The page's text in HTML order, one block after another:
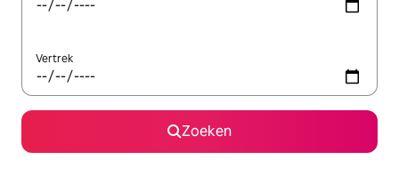
Vertrek
Zoeken